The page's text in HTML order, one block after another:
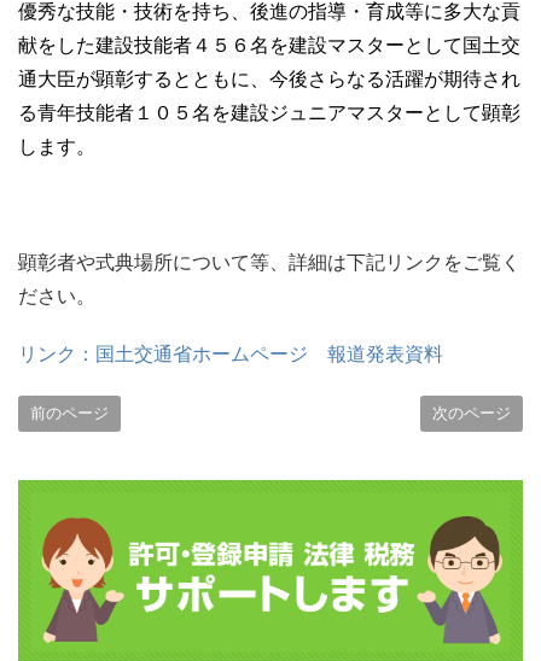
優秀な技能・技術を持ち、後進の指導・育成等に多大な貢
献をした建設技能者４５６名を建設マスターとして国土交
通大臣が顕彰するとともに、今後さらなる活躍が期待され
る青年技能者１０５名を建設ジュニアマスターとして顕彰
します。
顕彰者や式典場所について等、詳細は下記リンクをご覧く
ださい。
リンク：国土交通省ホームページ 報道発表資料
前のページ 次のページ